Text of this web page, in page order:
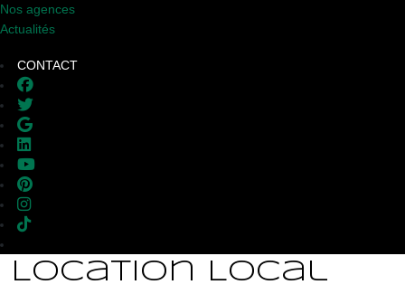
Nos agences
Actualités
CONTACT
Location Local